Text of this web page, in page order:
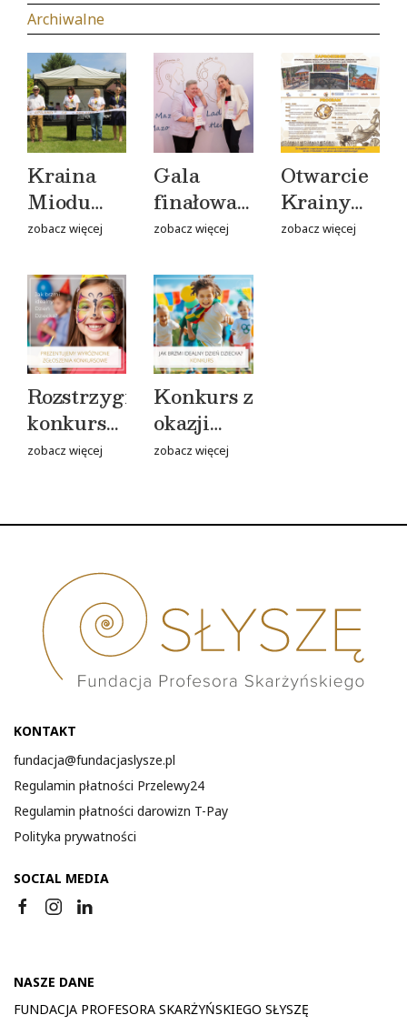
Archiwalne
Kraina
Miodu
APILAND
Kajetanach
oficjalnie
otwarta
zobacz więcej
Gala
finałowa
konkursu
Lady D.
zobacz więcej
Otwarcie
Krainy
Miodu
zobacz więcej
Rozstrzygnięcie
konkursu
„Jak
Dzień
zobacz więcej
Konkurs z
okazji
Dnia
wyjątkowe
zobacz więcej
KONTAKT
fundacja@fundacjaslysze.pl
Regulamin płatności Przelewy24
Regulamin płatności darowizn T-Pay
Polityka prywatności
SOCIAL MEDIA
NASZE DANE
FUNDACJA PROFESORA SKARŻYŃSKIEGO SŁYSZĘ